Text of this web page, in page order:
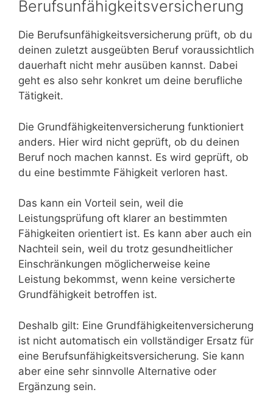
Berufsunfähigkeitsversicherung
Die Berufsunfähigkeitsversicherung prüft, ob du
deinen zuletzt ausgeübten Beruf voraussichtlich
dauerhaft nicht mehr ausüben kannst. Dabei
geht es also sehr konkret um deine berufliche
Tätigkeit.
Die Grundfähigkeitenversicherung funktioniert
anders. Hier wird nicht geprüft, ob du deinen
Beruf noch machen kannst. Es wird geprüft, ob
du eine bestimmte Fähigkeit verloren hast.
Das kann ein Vorteil sein, weil die
Leistungsprüfung oft klarer an bestimmten
Fähigkeiten orientiert ist. Es kann aber auch ein
Nachteil sein, weil du trotz gesundheitlicher
Einschränkungen möglicherweise keine
Leistung bekommst, wenn keine versicherte
Grundfähigkeit betroffen ist.
Deshalb gilt: Eine Grundfähigkeitenversicherung
ist nicht automatisch ein vollständiger Ersatz für
eine Berufsunfähigkeitsversicherung. Sie kann
aber eine sehr sinnvolle Alternative oder
Ergänzung sein.